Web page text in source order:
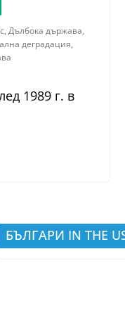
,Дълбока държава,
деградация,
1989 г. в
БЪЛГАРИ IN THE